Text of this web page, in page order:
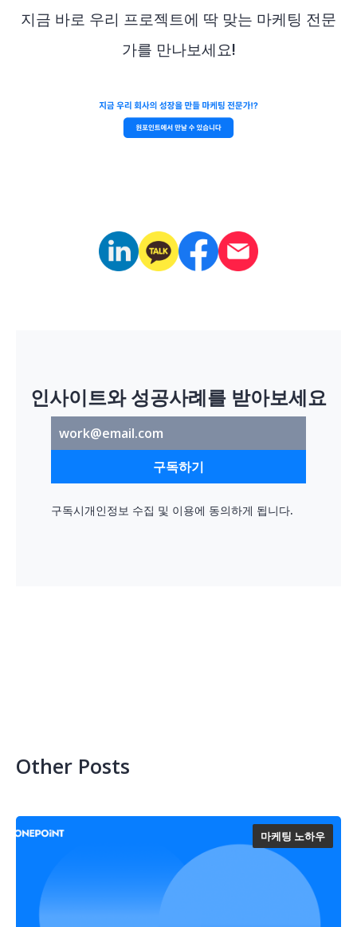
지금 바로 우리 프로젝트에 딱 맞는 마케팅 전문
가를 만나보세요!
인사이트와 성공사례를 받아보세요
구독하기
구독시개인정보 수집 및 이용에 동의하게 됩니다.
Other Posts
마케팅 노하우